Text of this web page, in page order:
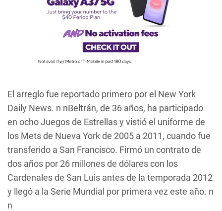
El arreglo fue reportado primero por el New York
Daily News. n nBeltrán, de 36 años, ha participado
en ocho Juegos de Estrellas y vistió el uniforme de
los Mets de Nueva York de 2005 a 2011, cuando fue
transferido a San Francisco. Firmó un contrato de
dos años por 26 millones de dólares con los
Cardenales de San Luis antes de la temporada 2012
y llegó a la Serie Mundial por primera vez este año. n
n